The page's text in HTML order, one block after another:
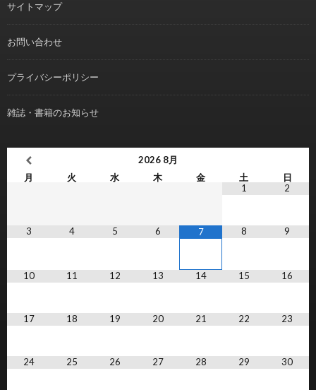
サイトマップ
お問い合わせ
プライバシーポリシー
雑誌・書籍のお知らせ
2026 8月
月
火 水 木 金 土
日
1
2
3 4 5 6 7 8 9
10 11 12 13 14 15 16
17 18 19 20 21 22 23
24 25 26 27 28 29 30